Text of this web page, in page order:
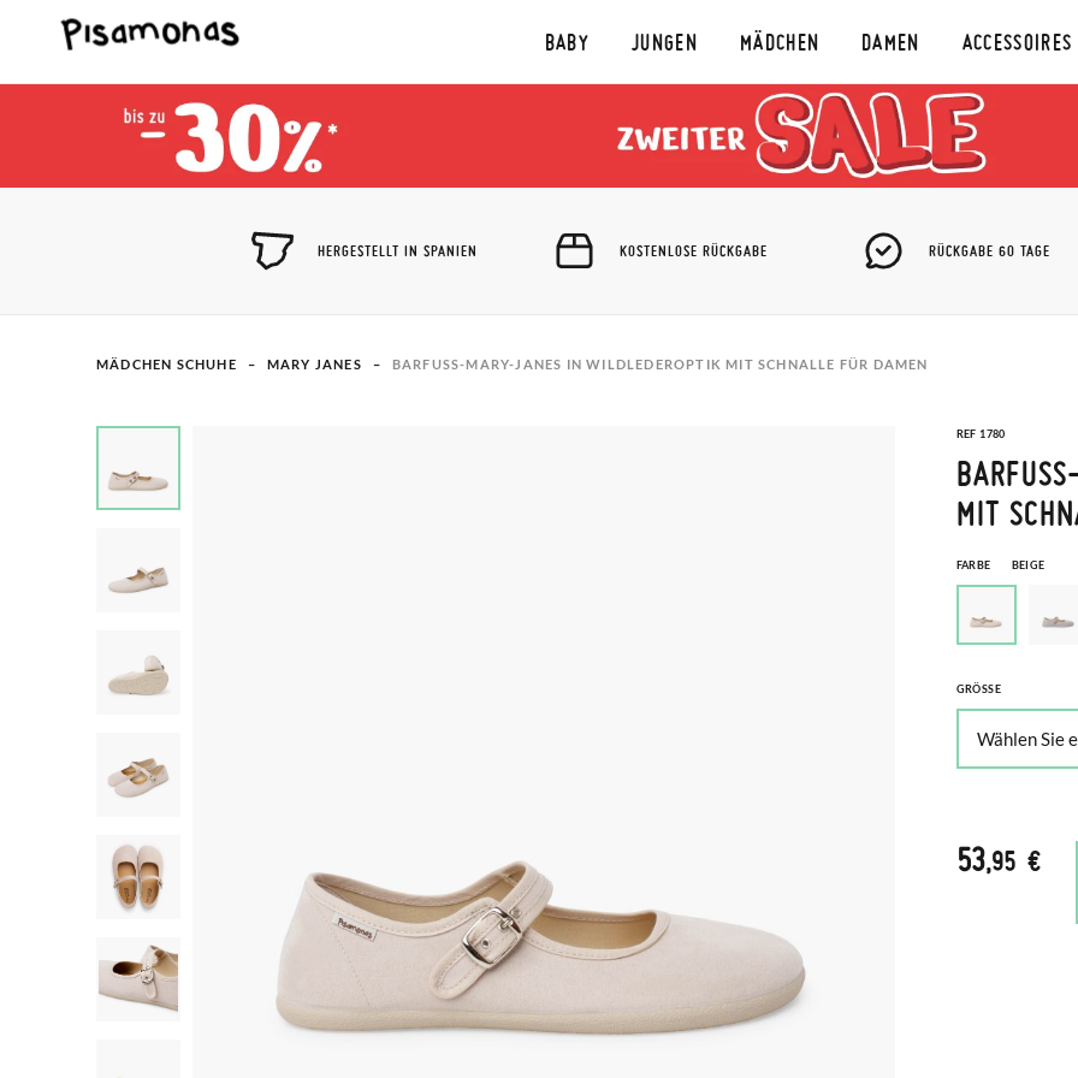
BABY JUNGEN MÄDCHEN DAMEN ACCESSOIRES
HERGESTELLT IN SPANIEN KOSTENLOSE RÜCKGABE RÜCKGABE 60 TAGE
MÄDCHEN SCHUHE MARY JANES BARFUSS-MARY-JANES IN WILDLEDEROPTIK MIT SCHNALLE FÜR DAMEN
REF 1780
IT
FARBE BEIGE
GRÖSSE
53,95 €